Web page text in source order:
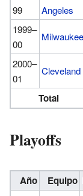
99
Angeles
1999–
00
Milwaukee
2000–
01
Cleveland
Total
Playoffs
Año Equipo